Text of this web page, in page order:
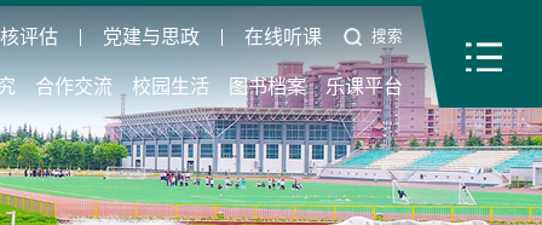
评估 党建与思政 在线听课 搜索
合作交流 校园生活 图书档案 乐课平台